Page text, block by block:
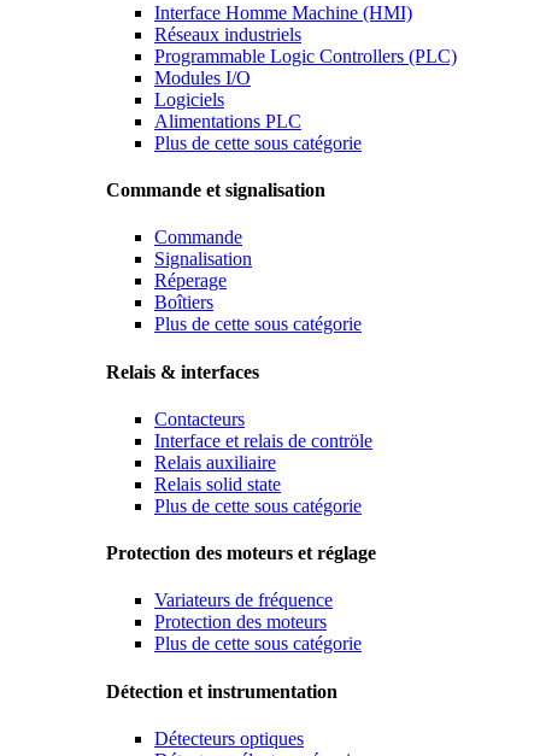
Interface Homme Machine (HMI)
Réseaux industriels
Programmable Logic Controllers (PLC)
Modules I/O
Logiciels
Alimentations PLC
Plus de cette sous catégorie
Commande et signalisation
Commande
Signalisation
Réperage
Boîtiers
Plus de cette sous catégorie
Relais & interfaces
Contacteurs
Interface et relais de contröle
Relais auxiliaire
Relais solid state
Plus de cette sous catégorie
Protection des moteurs et réglage
Variateurs de fréquence
Protection des moteurs
Plus de cette sous catégorie
Détection et instrumentation
Détecteurs optiques